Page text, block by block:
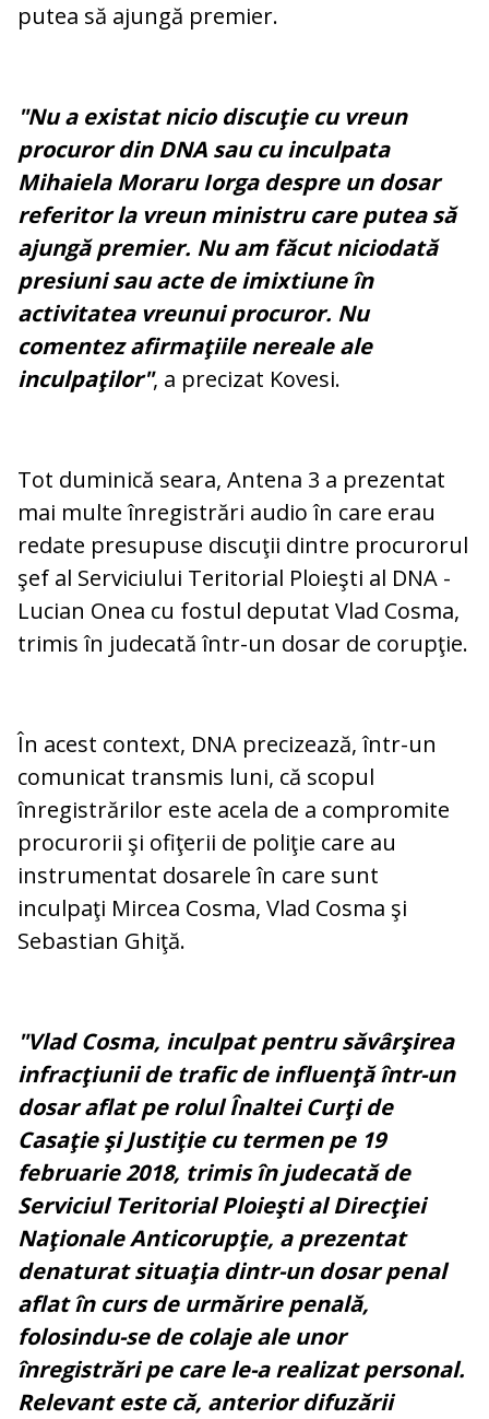
putea să ajungă premier.
"Nu a existat nicio discuţie cu vreun
procuror din DNA sau cu inculpata
Mihaiela Moraru Iorga despre un dosar
referitor la vreun ministru care putea să
ajungă premier. Nu am făcut niciodată
presiuni sau acte de imixtiune în
activitatea vreunui procuror. Nu
comentez afirmaţiile nereale ale
inculpaţilor", a precizat Kovesi.
Tot duminică seara, Antena 3 a prezentat
mai multe înregistrări audio în care erau
redate presupuse discuţii dintre procurorul
şef al Serviciului Teritorial Ploieşti al DNA -
Lucian Onea cu fostul deputat Vlad Cosma,
trimis în judecată într-un dosar de corupţie.
În acest context, DNA precizează, într-un
comunicat transmis luni, că scopul
înregistrărilor este acela de a compromite
procurorii şi ofiţerii de poliţie care au
instrumentat dosarele în care sunt
inculpaţi Mircea Cosma, Vlad Cosma şi
Sebastian Ghiţă.
"Vlad Cosma, inculpat pentru săvârşirea
infracţiunii de trafic de influenţă într-un
dosar aflat pe rolul Înaltei Curţi de
Casaţie şi Justiţie cu termen pe 19
februarie 2018, trimis în judecată de
Serviciul Teritorial Ploieşti al Direcţiei
Naţionale Anticorupţie, a prezentat
denaturat situaţia dintr-un dosar penal
aflat în curs de urmărire penală,
folosindu-se de colaje ale unor
înregistrări pe care le-a realizat personal.
Relevant este că, anterior difuzării